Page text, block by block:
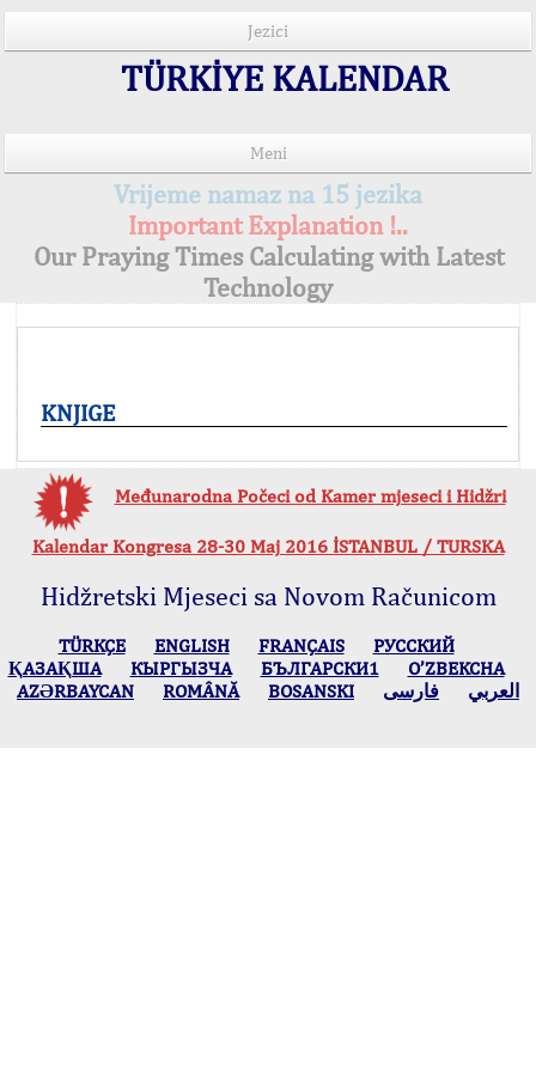
Jezici
TÜRKİYE KALENDAR
Meni
Vrijeme namaz na 15 jezika
Important Explanation !..
Our Praying Times Calculating with Latest
Technology
KNJIGE
Međunarodna Počeci od Kamer mjeseci i Hidžri
Kalendar Kongresa 28-30 Maj 2016 İSTANBUL / TURSKA
Hidžretski Mjeseci sa Novom Računicom
TÜRKÇE ENGLISH FRANÇAIS
РУССКИЙ
ҚАЗАҚША
КЫPГЫЗЧA БЪЛГАРСКИ1
O’ZBEKCHA
AZӘRBAYCAN
ROMÂNĂ BOSANSKI العربي فارسی